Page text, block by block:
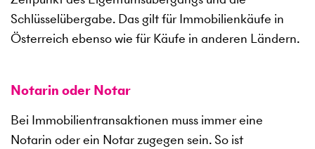
Schlüsselübergabe. Das gilt für Immobilienkäufe in
Österreich ebenso wie für Käufe in anderen Ländern.
Notarin oder Notar
Bei Immobilientransaktionen muss immer eine
Notarin oder ein Notar zugegen sein. So ist